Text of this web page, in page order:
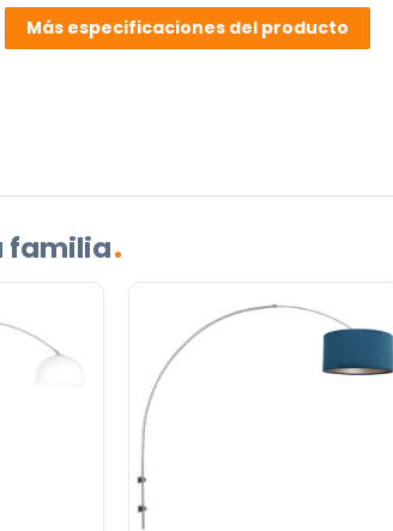
diferentes idiomas
Más especificaciones del producto
familia